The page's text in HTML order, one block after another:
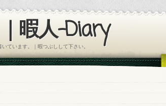
暇人-Diary
ています。｜暇つぶしして下さい。